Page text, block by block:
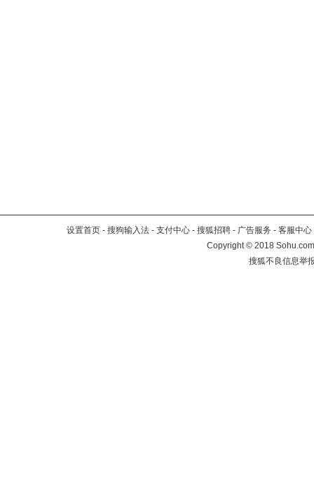
设置首页 - 搜狗输入法 - 支付中心 - 搜狐招聘 - 广告服务 - 客服中心
Copyright©2018
搜狐不良信息举